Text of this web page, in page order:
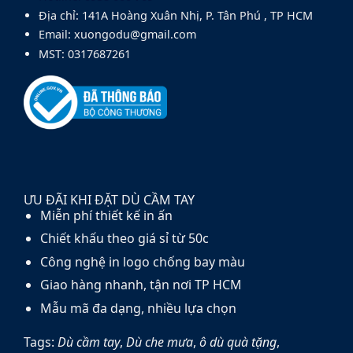
carbon
fiber
Địa chỉ: 141A Hoàng Xuân Nhị, P. Tân Phú , TP HCM
Email: xuongodu@gmail.com
MST: 0317687261
ƯU ĐÃI KHI ĐẶT DÙ CẦM TAY
Miễn phí thiết kế in ấn
Chiết khấu theo giá sỉ từ 50c
Công nghệ in logo chống bay màu
Giao hàng nhanh, tận nơi TP HCM
Mẫu mã đa dạng, nhiều lựa chọn
Tags: Dù cầm tay, Dù che mưa, ô dù quà tặng,